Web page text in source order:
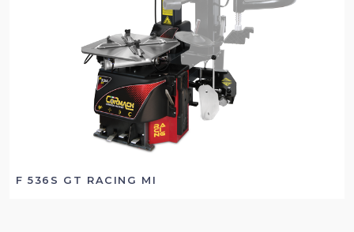
F 536S GT RACING MI